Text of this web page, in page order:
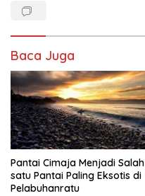
Baca Juga
Pantai Cimaja Menjadi Salah
satu Pantai Paling Eksotis di
Pelabuhanratu